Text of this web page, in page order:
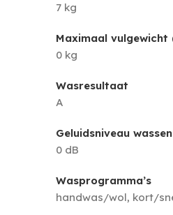
7 kg
Maximaal vulgewicht
0 kg
Wasresultaat
A
Geluidsniveau wassen
0 dB
Wasprogramma’s
handwas/wol, kort/